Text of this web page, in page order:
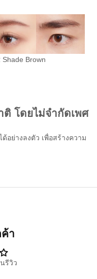
Shade Brown
ติ โดยไม่จำกัดเพศ
อย่างลงตัว เพื่อสร้างความ
า
รีวิว